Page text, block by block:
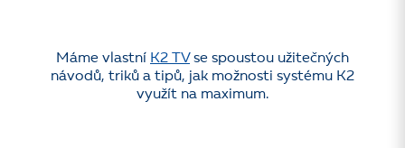
Máme vlastní K2 TVse spoustou užitečných
návodů, triků a tipů, jak možnosti systému K2
využít na maximum.